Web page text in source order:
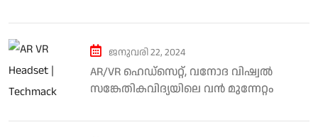
ജനുവരി 22, 2024
AR/VR ഹെഡ്സെറ്റ്, വനോദ വിഷ്വൽ
സങ്കേതികവിദ്യയിലെ വൻ മുന്നേറ്റം